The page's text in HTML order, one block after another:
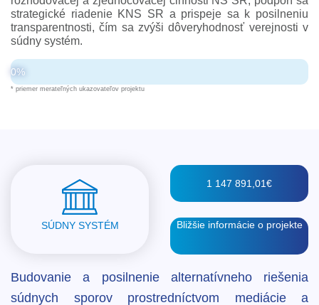
strategické riadenie KNS SR a prispeje sa k posilneniu
transparentnosti, čím sa zvýši dôveryhodnosť verejnosti v
súdny systém.
0%
* priemer merateľných ukazovateľov projektu
SÚDNY SYSTÉM
1 147 891,01€
Bližšie informácie o projekte
Budovanie a posilnenie alternatívneho riešenia
súdnych sporov prostredníctvom mediácie a